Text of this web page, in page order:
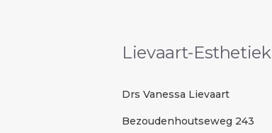
Lievaart-Esthetiek
Drs Vanessa Lievaart
Bezoudenhoutseweg 243